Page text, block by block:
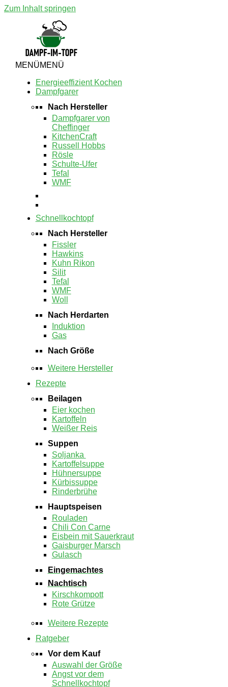
Zum Inhalt springen
MENÜMENÜ
Energieeffizient Kochen
Dampfgarer
Nach Hersteller
Dampfgarer von
Cheffinger
KitchenCraft
Russell Hobbs
Rösle
Schulte-Ufer
Tefal
WMF
Schnellkochtopf
Nach Hersteller
Fissler
Hawkins
Kuhn Rikon
Silit
Tefal
WMF
Woll
Nach Herdarten
Induktion
Gas
Nach Größe
Weitere Hersteller
Rezepte
Beilagen
Eier kochen
Kartoffeln
Weißer Reis
Suppen
Soljanka
Kartoffelsuppe
Hühnersuppe
Kürbissuppe
Rinderbrühe
Hauptspeisen
Rouladen
Chili Con Carne
Eisbein mit Sauerkraut
Gaisburger Marsch
Gulasch
Eingemachtes
Nachtisch
Kirschkompott
Rote Grütze
Weitere Rezepte
Ratgeber
Vor dem Kauf
Auswahl der Größe
Angst vor dem
Schnellkochtopf